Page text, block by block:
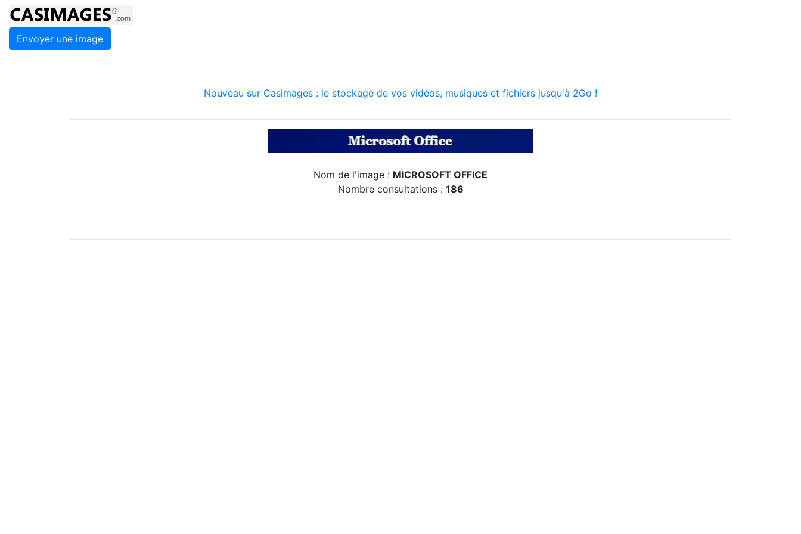
Envoyer une image
Nouveau sur Casimages : le stockage de vos vidéos, musiques et fichiers jusqu'à 2Go !
Nom de l'image : MICROSOFT OFFICE
Nombre consultations : 186